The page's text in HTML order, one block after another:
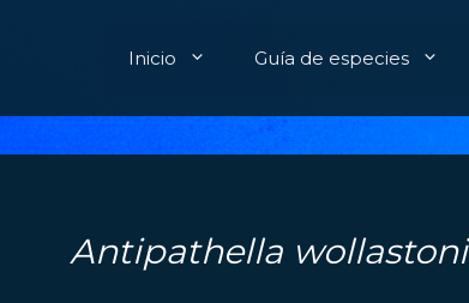
Inicio Guía de especies
Antipathella wollastoni